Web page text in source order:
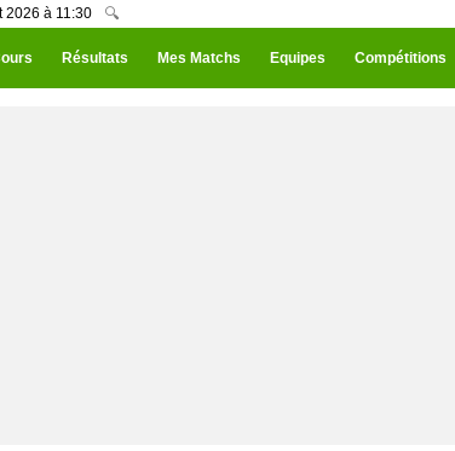
2026 à 11:30 🔍
Résultats Mes Matchs Equipes Compétitions